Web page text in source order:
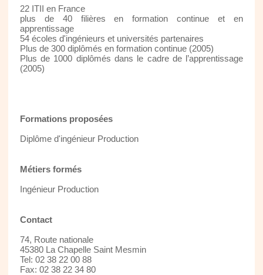
22 ITII en France
plus de 40 filières en formation continue et en
apprentissage
54 écoles d'ingénieurs et universités partenaires
Plus de 300 diplômés en formation continue (2005)
Plus de 1000 diplômés dans le cadre de l’apprentissage
(2005)
Formations proposées
Diplôme d'ingénieur Production
Métiers formés
Ingénieur Production
Contact
74, Route nationale
45380 La Chapelle Saint Mesmin
Tel: 02 38 22 00 88
Fax: 02 38 22 34 80